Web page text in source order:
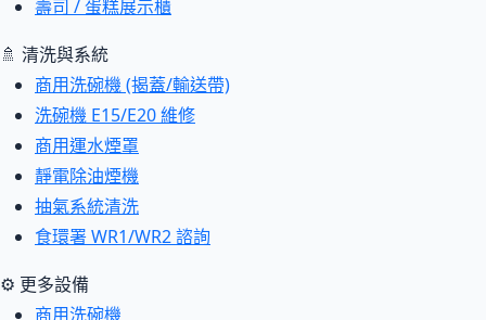
壽司 / 蛋糕展示櫃
🚿 清洗與系統
商用洗碗機 (揭蓋/輸送帶)
洗碗機 E15/E20 維修
商用運水煙罩
靜電除油煙機
抽氣系統清洗
食環署 WR1/WR2 諮詢
⚙ 更多設備
商用洗碗機